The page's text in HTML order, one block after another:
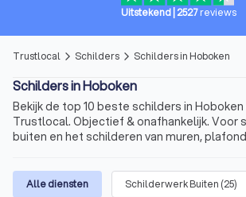
Uitstekend| 2527 reviews
Trustlocal arrow_forward_ios Schilders arrow_forward_ios Schilders in Hoboken
Schilders in Hoboken
Bekijk de top 10 beste schilders in
Trustlocal. Objectief & onafhankelijk. Voor
buiten en het schilderen van muren,
Alle diensten Schilderwerk Buiten (25)